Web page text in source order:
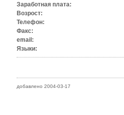
Заработная плата:
Возрост:
Телефон:
Факс:
email:
Языки:
добавлено 2004-03-17